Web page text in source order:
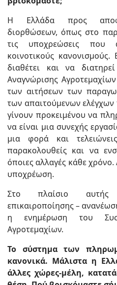
Η Ελλάδα προς
διορθώσεων, όπως στο
τις υποχρεώσεις που
κοινοτικούς
διαθέτει και να
Αναγνώρισης
των αιτήσεων των
των απαιτούμενων ελέγχων
γίνουν προκειμένου να
να είναι μια συνεχής
μια φορά και
παρακολουθείς και να
όποιες αλλαγές κάθε
υποχρέωση.
Στο πλαίσιο αυτής
επικαιροποίησης –
η ενημέρωση του
Αγροτεμαχίων.
Το σύστημα των
κανονικά. Μάλιστα η
άλλες χώρες-μέλη,